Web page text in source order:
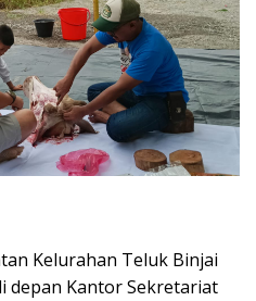
Kelurahan Teluk Binjai
depan Kantor Sekretariat